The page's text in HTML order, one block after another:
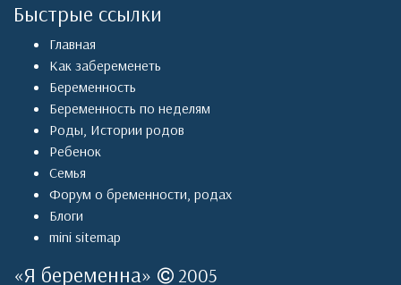
Быстрые ссылки
Главная
Как забеременеть
Беременность
Беременность по неделям
Роды, Истории родов
Ребенок
Семья
Форум о бременности, родах
Блоги
mini sitemap
«Я беременна» 2005